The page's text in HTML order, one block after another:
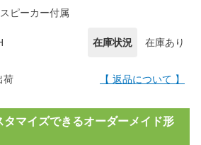
ピーカー付属
在庫状況 在庫あり
荷 【 返品について 】
タマイズできるオーダーメイド形